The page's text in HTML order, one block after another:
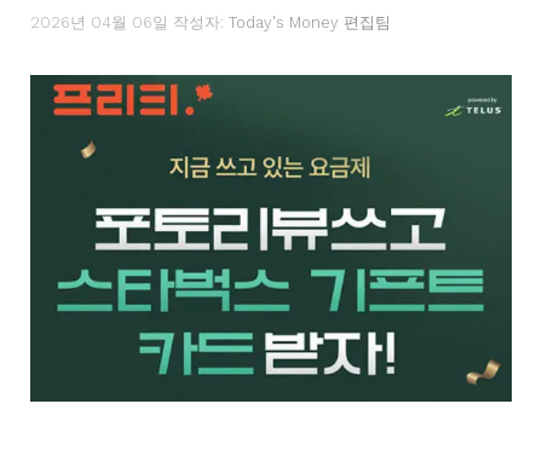
2026년 04월 06일 작성자: Today's Money 편집팀